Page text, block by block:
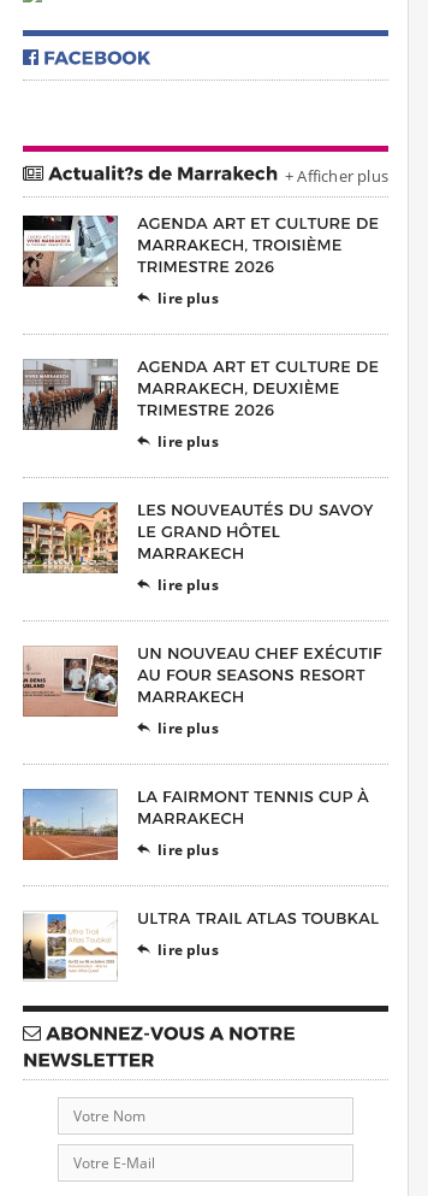
+ Afficher plus
 lire plus
 lire plus
 lire plus
 lire plus
 lire plus
 lire plus